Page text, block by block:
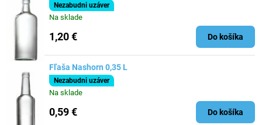
Nezabudni uzáver
Na sklade
1,20 € Do košíka
Fľaša Nashorn 0,35 L
Nezabudni uzáver
Na sklade
0,59 € Do košíka